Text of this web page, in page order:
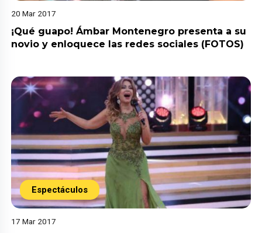
20 Mar 2017
¡Qué guapo! Ámbar Montenegro presenta a su
novio y enloquece las redes sociales (FOTOS)
Espectáculos
17 Mar 2017